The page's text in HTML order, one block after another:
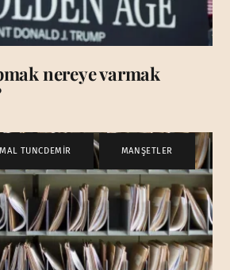
nereye varmak
TUNCDEMİR , MANŞETLER